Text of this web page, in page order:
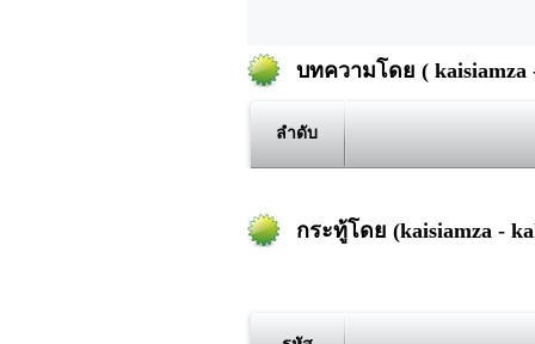
บทความโดย ( kaisiamza
ลำดับ
กระทู้โดย (kaisiamza -